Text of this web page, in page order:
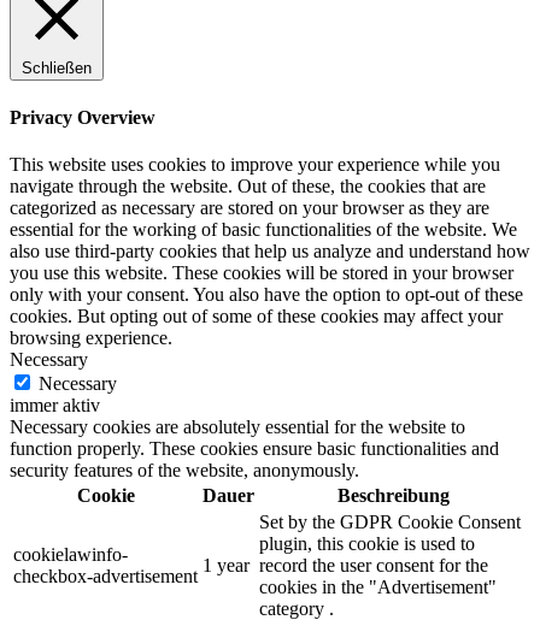
Schließen
Privacy Overview
This website uses cookies to improve your experience while you
navigate through the website. Out of these, the cookies that are
categorized as necessary are stored on your browser as they are
essential for the working of basic functionalities of the website. We
also use third-party cookies that help us analyze and understand how
you use this website. These cookies will be stored in your browser
only with your consent. You also have the option to opt-out of these
cookies. But opting out of some of these cookies may affect your
browsing experience.
Necessary
Necessary
immer aktiv
Necessary cookies are absolutely essential for the website to
function properly. These cookies ensure basic functionalities and
security features of the website, anonymously.
Cookie
Dauer Beschreibung
cookielawinfo-
checkbox-advertisement
1 year
Set by the GDPR Cookie Consent
plugin, this cookie is used to
record the user consent for the
cookies in the "Advertisement"
category .